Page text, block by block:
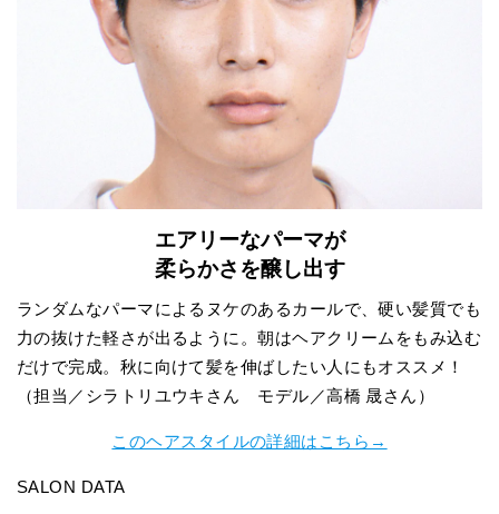
エアリーなパーマが
柔らかさを醸し出す
ランダムなパーマによるヌケのあるカールで、硬い髪質でも
力の抜けた軽さが出るように。朝はヘアクリームをもみ込む
だけで完成。秋に向けて髪を伸ばしたい人にもオススメ！
（担当／シラトリユウキさん モデル／高橋 晟さん）
このヘアスタイルの詳細はこちら→
SALON DATA